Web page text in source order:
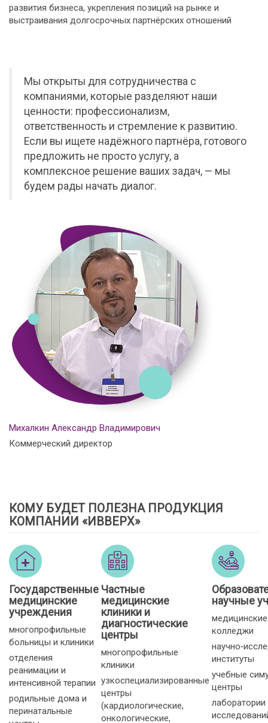
развития бизнеса, укрепления позиций на рынке и
выстраивания долгосрочных партнёрских отношений
Мы открыты для сотрудничества с
компаниями, которые разделяют наши
ценности: профессионализм,
ответственность и стремление к развитию.
Если вы ищете надёжного партнёра, готового
предложить не просто услугу, а
комплексное решение ваших задач, — мы
будем рады начать диалог.
Михалкин Александр Владимирович
Коммерческий директор
КОМУ БУДЕТ ПОЛЕЗНА ПРОДУКЦИЯ
КОМПАНИИ «ИВВЕРХ»
Государственные
медицинские
учреждения
многопрофильные
больницы и клиники
отделения
реанимации и
интенсивной терапии
родильные дома и
перинатальные
Частные
медицинские
клиники и
диагностические
центры
многопрофильные
клиники
узкоспециализированные
центры
(кардиологические,
онкологические,
научные
колледжи
институты
учебные
центры
лаборатории